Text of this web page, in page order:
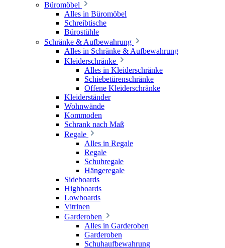
Büromöbel
Alles in Büromöbel
Schreibtische
Bürostühle
Schränke & Aufbewahrung
Alles in Schränke & Aufbewahrung
Kleiderschränke
Alles in Kleiderschränke
Schiebetürenschränke
Offene Kleiderschränke
Kleiderständer
Wohnwände
Kommoden
Schrank nach Maß
Regale
Alles in Regale
Regale
Schuhregale
Hängeregale
Sideboards
Highboards
Lowboards
Vitrinen
Garderoben
Alles in Garderoben
Garderoben
Schuhaufbewahrung